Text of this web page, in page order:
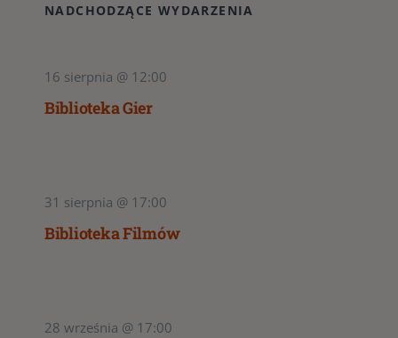
NADCHODZĄCE WYDARZENIA
16 sierpnia @ 12:00
Biblioteka Gier
31 sierpnia @ 17:00
Biblioteka Filmów
28 września @ 17:00